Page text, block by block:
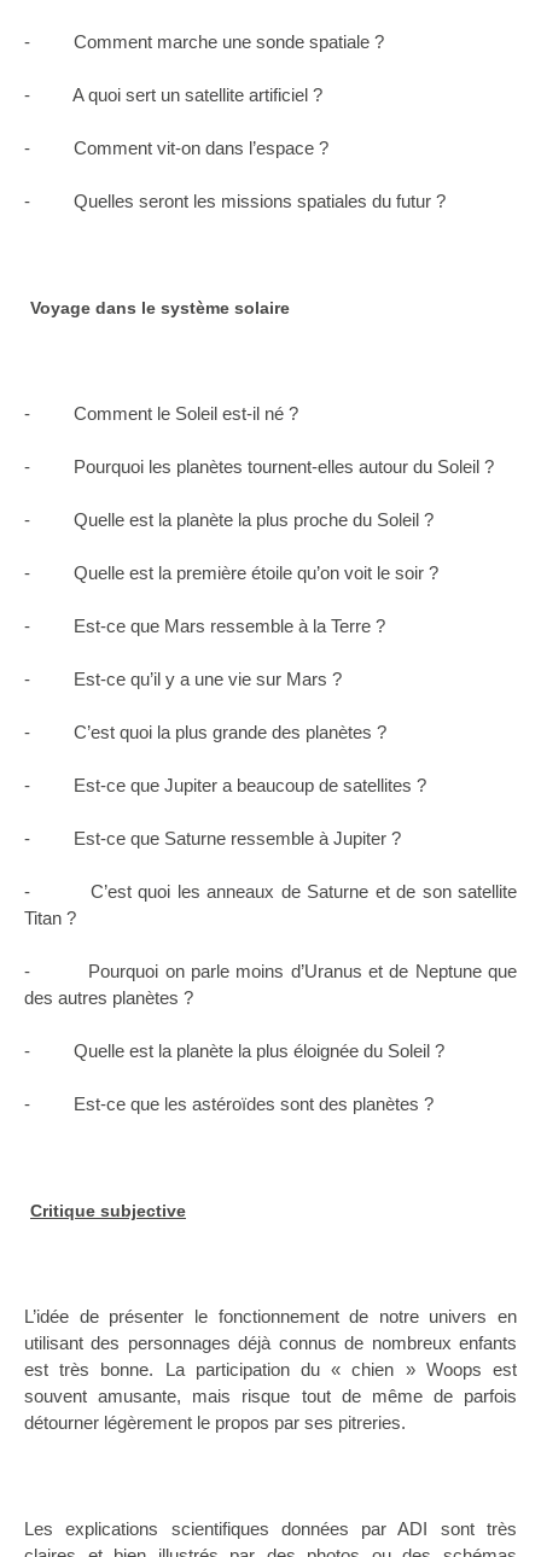
- Comment marche une sonde spatiale ?
- A quoi sert un satellite artificiel ?
- Comment vit-on dans l’espace ?
- Quelles seront les missions spatiales du futur ?
Voyage dans le système solaire
- Comment le Soleil est-il né ?
- Pourquoi les planètes tournent-elles autour du Soleil ?
- Quelle est la planète la plus proche du Soleil ?
- Quelle est la première étoile qu’on voit le soir ?
- Est-ce que Mars ressemble à la Terre ?
- Est-ce qu’il y a une vie sur Mars ?
- C’est quoi la plus grande des planètes ?
- Est-ce que Jupiter a beaucoup de satellites ?
- Est-ce que Saturne ressemble à Jupiter ?
- C’est quoi les anneaux de Saturne et de son satellite
Titan ?
- Pourquoi on parle moins d’Uranus et de Neptune que
des autres planètes ?
- Quelle est la planète la plus éloignée du Soleil ?
- Est-ce que les astéroïdes sont des planètes ?
Critique subjective
L’idée de présenter le fonctionnement de notre univers en
utilisant des personnages déjà connus de nombreux enfants
est très bonne. La participation du « chien » Woops est
souvent amusante, mais risque tout de même de parfois
détourner légèrement le propos par ses pitreries.
Les explications scientifiques données par ADI sont très